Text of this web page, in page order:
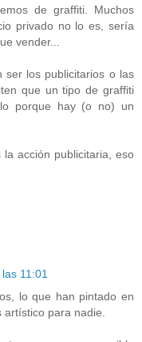
de graffiti. Muchos
privado no lo es, sería
vender...
ser los publicitarios o las
que un tipo de graffiti
porque hay (o no) un
acción publicitaria, eso
11:01
lo que han pintado en
artístico para nadie.